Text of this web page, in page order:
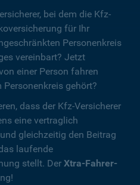
bei dem die Kfz-
für Ihr
Personenkreis
vereinbart? Jetzt
einer Person fahren
gehört?
dass der Kfz-Versicherer
eine vertraglich
gleichzeitig den Beitrag
laufende
stellt. Der Xtra-Fahrer-